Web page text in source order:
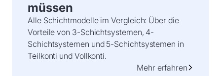
müssen
Alle Schichtmodelle im Vergleich: Über die
Vorteile von 3-Schichtsystemen, 4-
Schichtsystemen und 5-Schichtsystemen in
Teilkonti und Vollkonti.
Mehr erfahren